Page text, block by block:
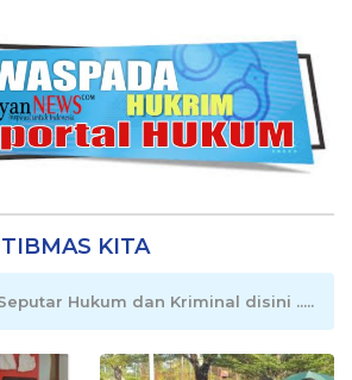
KITA
Hukum dan Kriminal disini .....